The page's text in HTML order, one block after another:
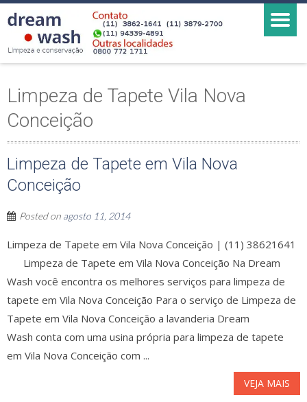
Limpeza de Tapete Vila Nova
Conceição
Limpeza de Tapete em Vila Nova
Conceição
Posted on agosto 11, 2014
Limpeza de Tapete em Vila Nova Conceição | (11) 38621641
Limpeza de Tapete em Vila Nova Conceição Na Dream
Wash você encontra os melhores serviços para limpeza de
tapete em Vila Nova Conceição Para o serviço de Limpeza de
Tapete em Vila Nova Conceição a lavanderia Dream
Wash conta com uma usina própria para limpeza de tapete
em Vila Nova Conceição com ...
VEJA MAIS